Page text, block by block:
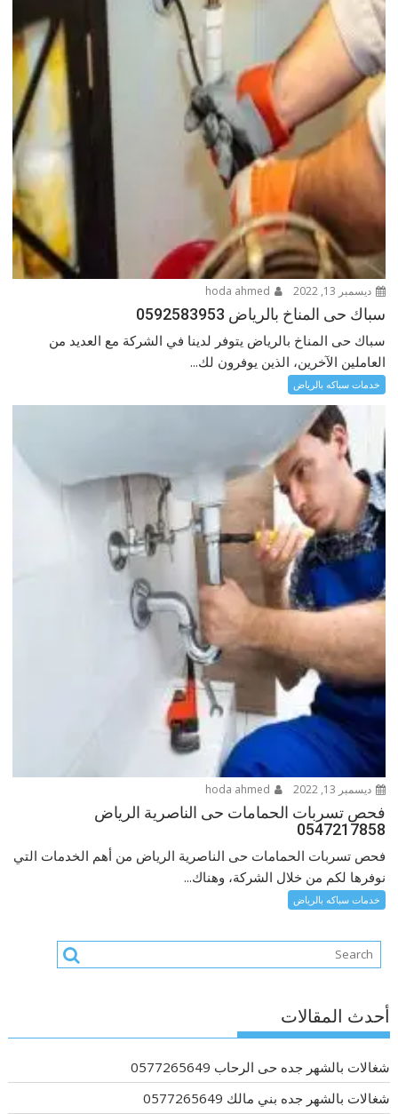
ديسمبر 13, 2022
سباك حى المناخ بالرياض 0592583953
سباك حى المناخ بالرياض يتوفر لدينا في الشركة مع العديد من
العاملين الآخرين، الذين يوفرون لك...
خدمات سباكه بالرياض
ديسمبر 13, 2022
فحص تسربات الحمامات حى الناصرية الرياض
0547217858
فحص تسربات الحمامات حى الناصرية الرياض من أهم الخدمات التي
نوفرها لكم من خلال الشركة، وهناك...
خدمات سباكه بالرياض
أحدث المقالات
شغالات بالشهر جده حى الرحاب 0577265649
شغالات بالشهر جده بني مالك 0577265649